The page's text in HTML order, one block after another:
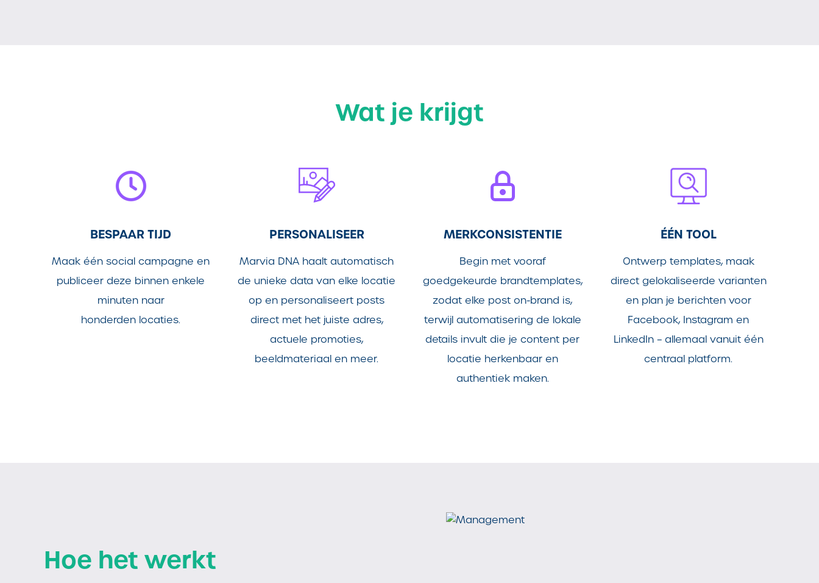
Wat je krijgt
BESPAAR TIJD
Maak één social campagne en
publiceer deze binnen enkele
minuten naar
honderden locaties.
PERSONALISEER
Marvia DNA haalt automatisch
de unieke data van elke locatie
op en personaliseert posts
direct met het juiste adres,
actuele promoties,
beeldmateriaal en meer.
MERKCONSISTENTIE
Begin met vooraf
goedgekeurde brandtemplates,
zodat elke post on-brand is,
terwijl automatisering de lokale
details invult die je content per
locatie herkenbaar en
authentiek maken.
ÉÉN TOOL
Ontwerp templates, maak
direct gelokaliseerde varianten
en plan je berichten voor
Facebook, Instagram en
LinkedIn – allemaal vanuit één
centraal platform.
Hoe het werkt